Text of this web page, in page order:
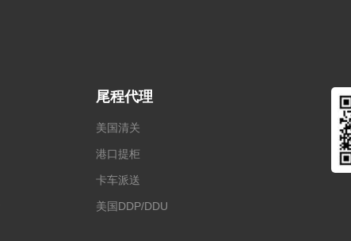
尾程代理
美国清关
港口提柜
卡车派送
美国DDP/DDU